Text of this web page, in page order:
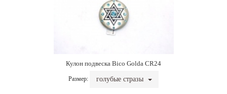
Кулон подвеска Bico Golda CR24
Размер: голубые стразы